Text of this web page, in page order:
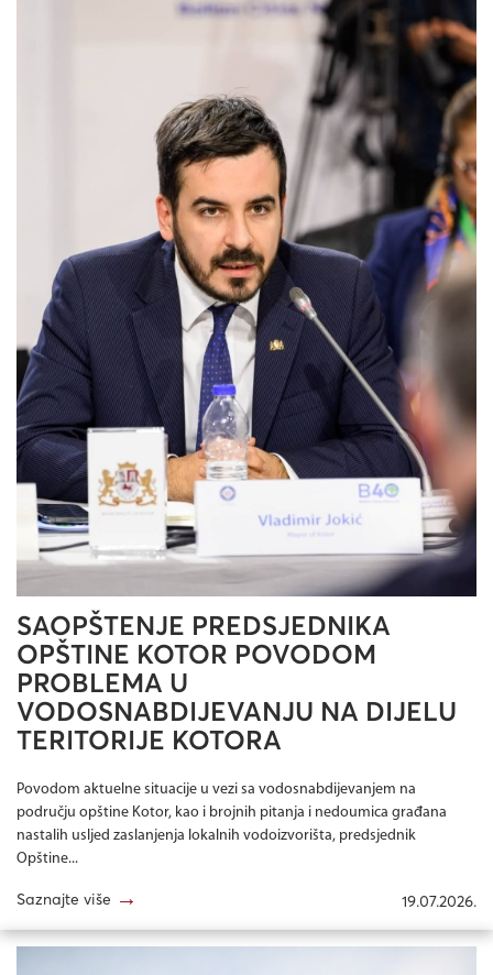
SAOPŠTENJE PREDSJEDNIKA
OPŠTINE KOTOR POVODOM
PROBLEMA U
VODOSNABDIJEVANJU NA DIJELU
TERITORIJE KOTORA
Povodom aktuelne situacije u vezi sa vodosnabdijevanjem na
području opštine Kotor, kao i brojnih pitanja i nedoumica građana
nastalih usljed zaslanjenja lokalnih vodoizvorišta, predsjednik
Opštine...
Saznajte više → 19.07.2026.